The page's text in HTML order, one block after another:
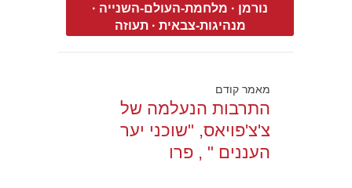
נורמן · מלחמת-העולם-השנייה ·
מנהיגות-צבאית ·תעוזה
מאמר קודם
התרבות הנעלמה של
צ'צ'פויאס, "שוכני יער
העננים " , פרו